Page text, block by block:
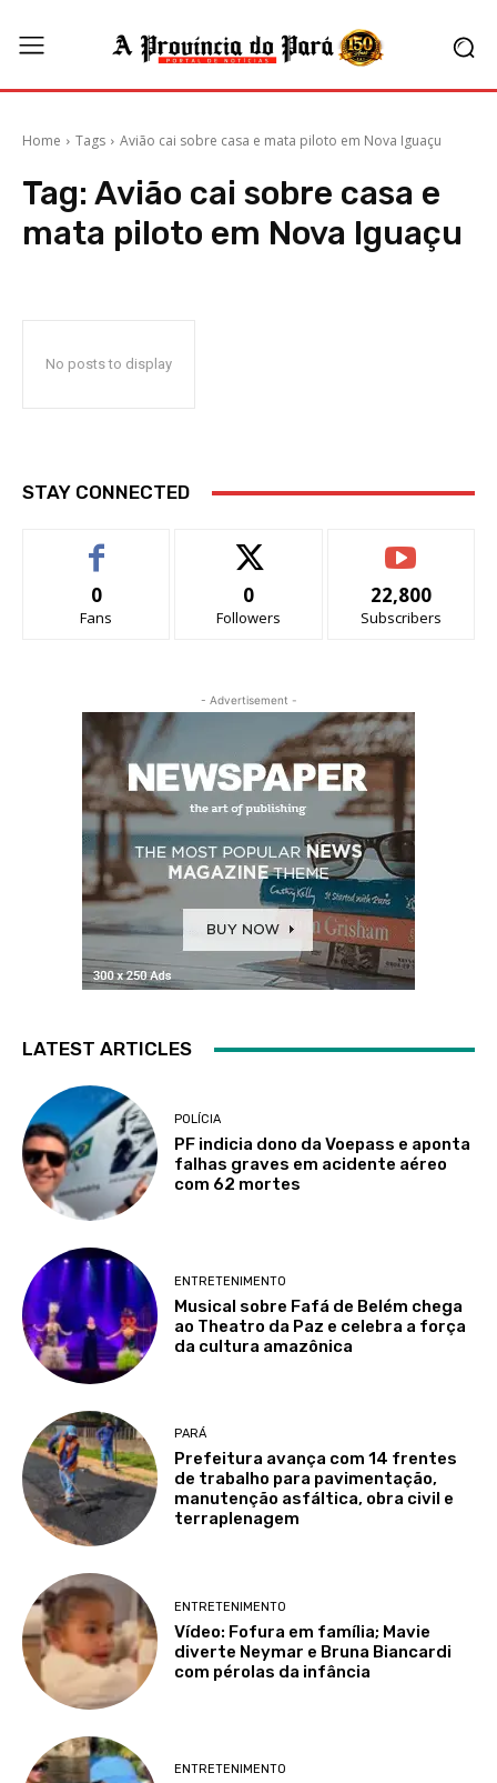
Home Tags Avião cai sobre casa e mata piloto em Nova Iguaçu
Tag: Avião cai sobre casa e
mata piloto em Nova Iguaçu
No posts to display
STAY CONNECTED
0
Fans
0
Followers
22,800
Subscribers
- Advertisement -
LATEST ARTICLES
POLÍCIA
PF indicia dono da Voepass e aponta
falhas graves em acidente aéreo
com 62 mortes
ENTRETENIMENTO
Musical sobre Fafá de Belém chega
ao Theatro da Paz e celebra a força
da cultura amazônica
PARÁ
Prefeitura avança com 14 frentes
de trabalho para pavimentação,
manutenção asfáltica, obra civil e
terraplenagem
ENTRETENIMENTO
Vídeo: Fofura em família; Mavie
diverte Neymar e Bruna Biancardi
com pérolas da infância
ENTRETENIMENTO